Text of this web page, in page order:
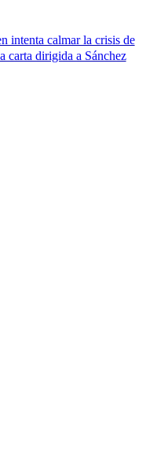
intenta calmar la crisis de
carta dirigida a Sánchez